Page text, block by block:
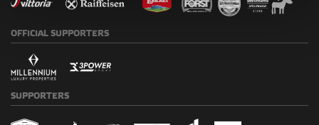
OFFICIAL SUPPORTERS
SUPPORTERS